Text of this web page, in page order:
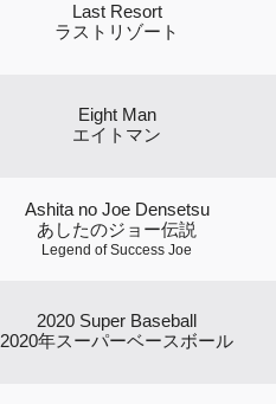
Last Resort
ラストリゾート
Eight Man
エイトマン
Ashita no Joe Densetsu
あしたのジョー伝説
Legend of Success Joe
2020 Super Baseball
2020年スーパーベースボール